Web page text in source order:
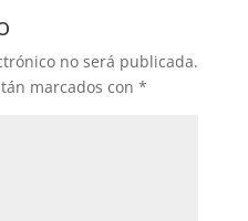
no será publicada.
marcados con *